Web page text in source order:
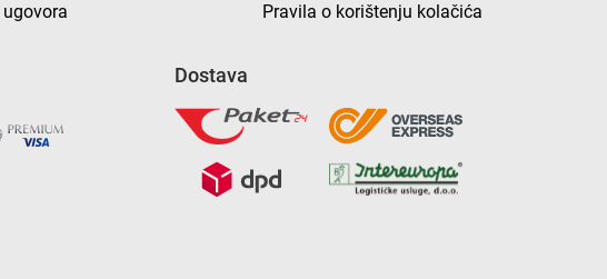
Pravila o korištenju kolačića
Dostava